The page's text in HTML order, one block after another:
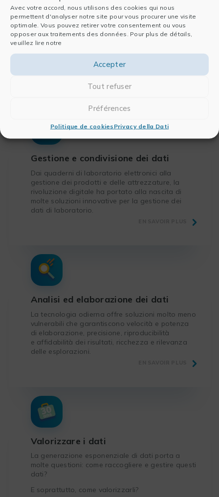
Avec votre accord, nous utilisons des cookies qui nous
permettent d'analyser notre site pour vous procurer une visite
optimale. Vous pouvez retirer votre consentement ou vous
opposer aux traitements des données. Pour plus de détails,
veuillez lire notre
Accepter
Tout refuser
Préférences
Politique de cookies Privacy della Dati
cambiamenti organizzativi, e rimaniamo altamente
pragmatici implementando soluzioni e metodi collaudati
e in evoluzione.
Troverete qui le questioni che abbiamo identificato come
strategiche,e sulle quali proponiamo soluzioni per
sostenere la vostra transizione
Gestione e condivisione dei dati
Dai quaderni di laboratorio elettronici alla
gestione dei prodotti e delle attrezzature, la
rivoluzione digitale ha portato alla nascita di
molte soluzioni innovative per la gestione dei
dati di laboratorio.
Analisi ed elaborazione dei dati
La tecnologia odierna offre soluzioni molto meno
vulnerabili che garantiscono velocità e potenza
di elaborazione, precisione, riproducibilità
e affidabilità dei risultati, ricchezza e rilevanza
delle esplorazioni.
Valorizzare i dati
La generazione esponenziale di dati porta a
molte questioni: come raccogliere e gestire questi
dati?
E soprattutto, come valorizzarli?